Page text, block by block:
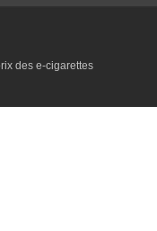
des e-cigarettes